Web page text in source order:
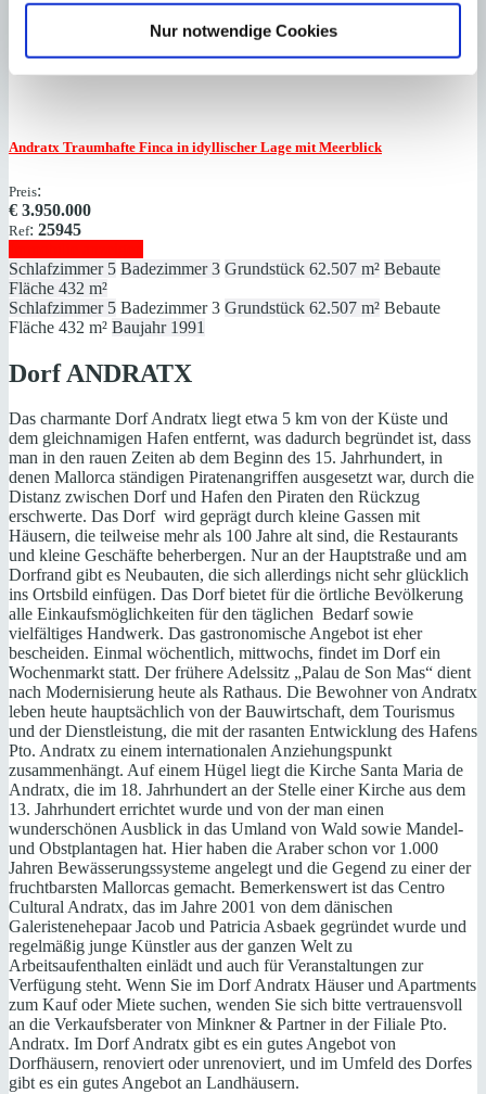
Nur notwendige Cookies
1.565 m² Heizung Fußbodenheizung Baujahr 2011
Andratx Traumhafte Finca in idyllischer Lage mit Meerblick
Preis:
€ 3.950.000
Ref: 25945
Schlafzimmer 5 Badezimmer 3 Grundstück 62.507 m² Bebaute
Fläche 432 m²
Schlafzimmer 5 Badezimmer 3 Grundstück 62.507 m² Bebaute
Fläche 432 m² Baujahr 1991
Dorf ANDRATX
Das charmante Dorf Andratx liegt etwa 5 km von der Küste und
dem gleichnamigen Hafen entfernt, was dadurch begründet ist, dass
man in den rauen Zeiten ab dem Beginn des 15. Jahrhundert, in
denen Mallorca ständigen Piratenangriffen ausgesetzt war, durch die
Distanz zwischen Dorf und Hafen den Piraten den Rückzug
erschwerte. Das Dorf wird geprägt durch kleine Gassen mit
Häusern, die teilweise mehr als 100 Jahre alt sind, die Restaurants
und kleine Geschäfte beherbergen. Nur an der Hauptstraße und am
Dorfrand gibt es Neubauten, die sich allerdings nicht sehr glücklich
ins Ortsbild einfügen. Das Dorf bietet für die örtliche Bevölkerung
alle Einkaufsmöglichkeiten für den täglichen Bedarf sowie
vielfältiges Handwerk. Das gastronomische Angebot ist eher
bescheiden. Einmal wöchentlich, mittwochs, findet im Dorf ein
Wochenmarkt statt. Der frühere Adelssitz „Palau de Son Mas“ dient
nach Modernisierung heute als Rathaus. Die Bewohner von Andratx
leben heute hauptsächlich von der Bauwirtschaft, dem Tourismus
und der Dienstleistung, die mit der rasanten Entwicklung des Hafens
Pto. Andratx zu einem internationalen Anziehungspunkt
zusammenhängt. Auf einem Hügel liegt die Kirche Santa Maria de
Andratx, die im 18. Jahrhundert an der Stelle einer Kirche aus dem
13. Jahrhundert errichtet wurde und von der man einen
wunderschönen Ausblick in das Umland von Wald sowie Mandel-
und Obstplantagen hat. Hier haben die Araber schon vor 1.000
Jahren Bewässerungssysteme angelegt und die Gegend zu einer der
fruchtbarsten Mallorcas gemacht. Bemerkenswert ist das Centro
Cultural Andratx, das im Jahre 2001 von dem dänischen
Galeristenehepaar Jacob und Patricia Asbaek gegründet wurde und
regelmäßig junge Künstler aus der ganzen Welt zu
Arbeitsaufenthalten einlädt und auch für Veranstaltungen zur
Verfügung steht. Wenn Sie im Dorf Andratx Häuser und Apartments
zum Kauf oder Miete suchen, wenden Sie sich bitte vertrauensvoll
an die Verkaufsberater von Minkner & Partner in der Filiale Pto.
Andratx. Im Dorf Andratx gibt es ein gutes Angebot von
Dorfhäusern, renoviert oder unrenoviert, und im Umfeld des Dorfes
gibt es ein gutes Angebot an Landhäusern.